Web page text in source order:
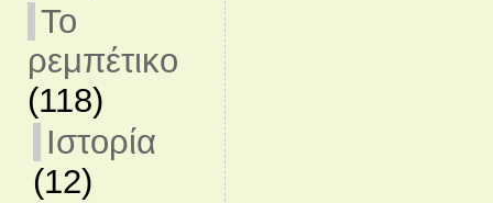
Το
ρεμπέτικο
(118)
Ιστορία
(12)